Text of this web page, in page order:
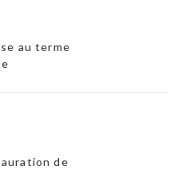
au terme
de